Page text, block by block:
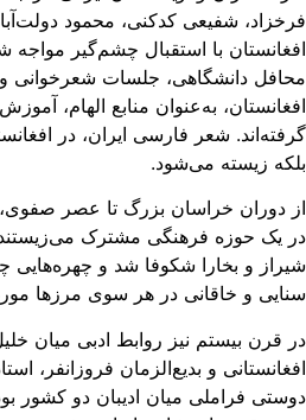
شفیعی کدکنی، محمود
با استقبال چشم‌گیر مواجه
دانشگاهی، جلسات شعرخوانی و
به‌عنوان منابع الهام،
شعر فارسی ایران، در
زیسته می‌شود.
دوران خراسان بزرگ تا عصر صفوی،
یک حوزه‌ فرهنگی مشترک
و بخارا شکوفا شد و چهره‌هایی
و خاقانی در هر سوی مرزها مورد
قرن بیستم نیز روابط ادبی میان
و بدیع‌الزمان فروزانفر،
فراملی میان ادیبان دو کشور